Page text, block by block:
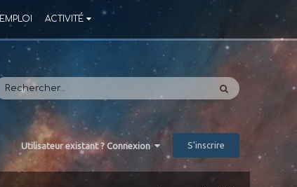
EMPLOI ACTIVITÉ
Utilisateur existant ? Connexion S’inscrire